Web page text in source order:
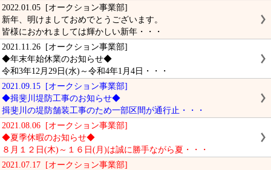
2022.01.05 [オークション事業部]
新年、明けましておめでとうございます。
皆様におかれましては輝かしい新年・・・
2021.11.26 [オークション事業部]
◆年末年始休業のお知らせ◆
令和3年12月29日(水)～令和4年1月4日・・・
2021.09.15 [オークション事業部]
◆揖斐川堤防工事のお知らせ◆
揖斐川の堤防舗装工事のため一部区間が通行止・・・
2021.08.06 [オークション事業部]
◆夏季休暇のお知らせ◆
８月１２日(木)～１６日(月)は誠に勝手ながら夏・・・
2021.07.17 [オークション事業部]